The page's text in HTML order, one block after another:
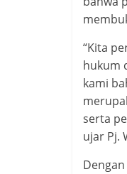
“Kita
hukum
kami
serta
ujar Pj.